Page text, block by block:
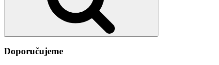
Doporučujeme